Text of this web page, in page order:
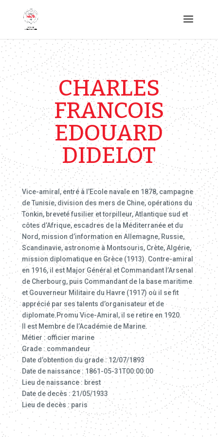
CHARLES
FRANCOIS
EDOUARD
DIDELOT
Vice-amiral, entré à l’Ecole navale en 1878, campagne
de Tunisie, division des mers de Chine, opérations du
Tonkin, breveté fusilier et torpilleur, Atlantique sud et
côtes d’Afrique, escadres de la Méditerranée et du
Nord, mission d’information en Allemagne, Russie,
Scandinavie, astronome à Montsouris, Crète, Algérie,
mission diplomatique en Grèce (1913). Contre-amiral
en 1916, il est Major Général et Commandant l’Arsenal
de Cherbourg, puis Commandant de la base maritime
et Gouverneur Militaire du Havre (1917) où il se fit
apprécié par ses talents d’organisateur et de
diplomate.Promu Vice-Amiral, il se retire en 1920.
Il est Membre de l’Académie de Marine.
Métier : officier marine
Grade : commandeur
Date d’obtention du grade : 12/07/1893
Date de naissance : 1861-05-31T00:00:00
Lieu de naissance : brest
Date de decès : 21/05/1933
Lieu de decès : paris